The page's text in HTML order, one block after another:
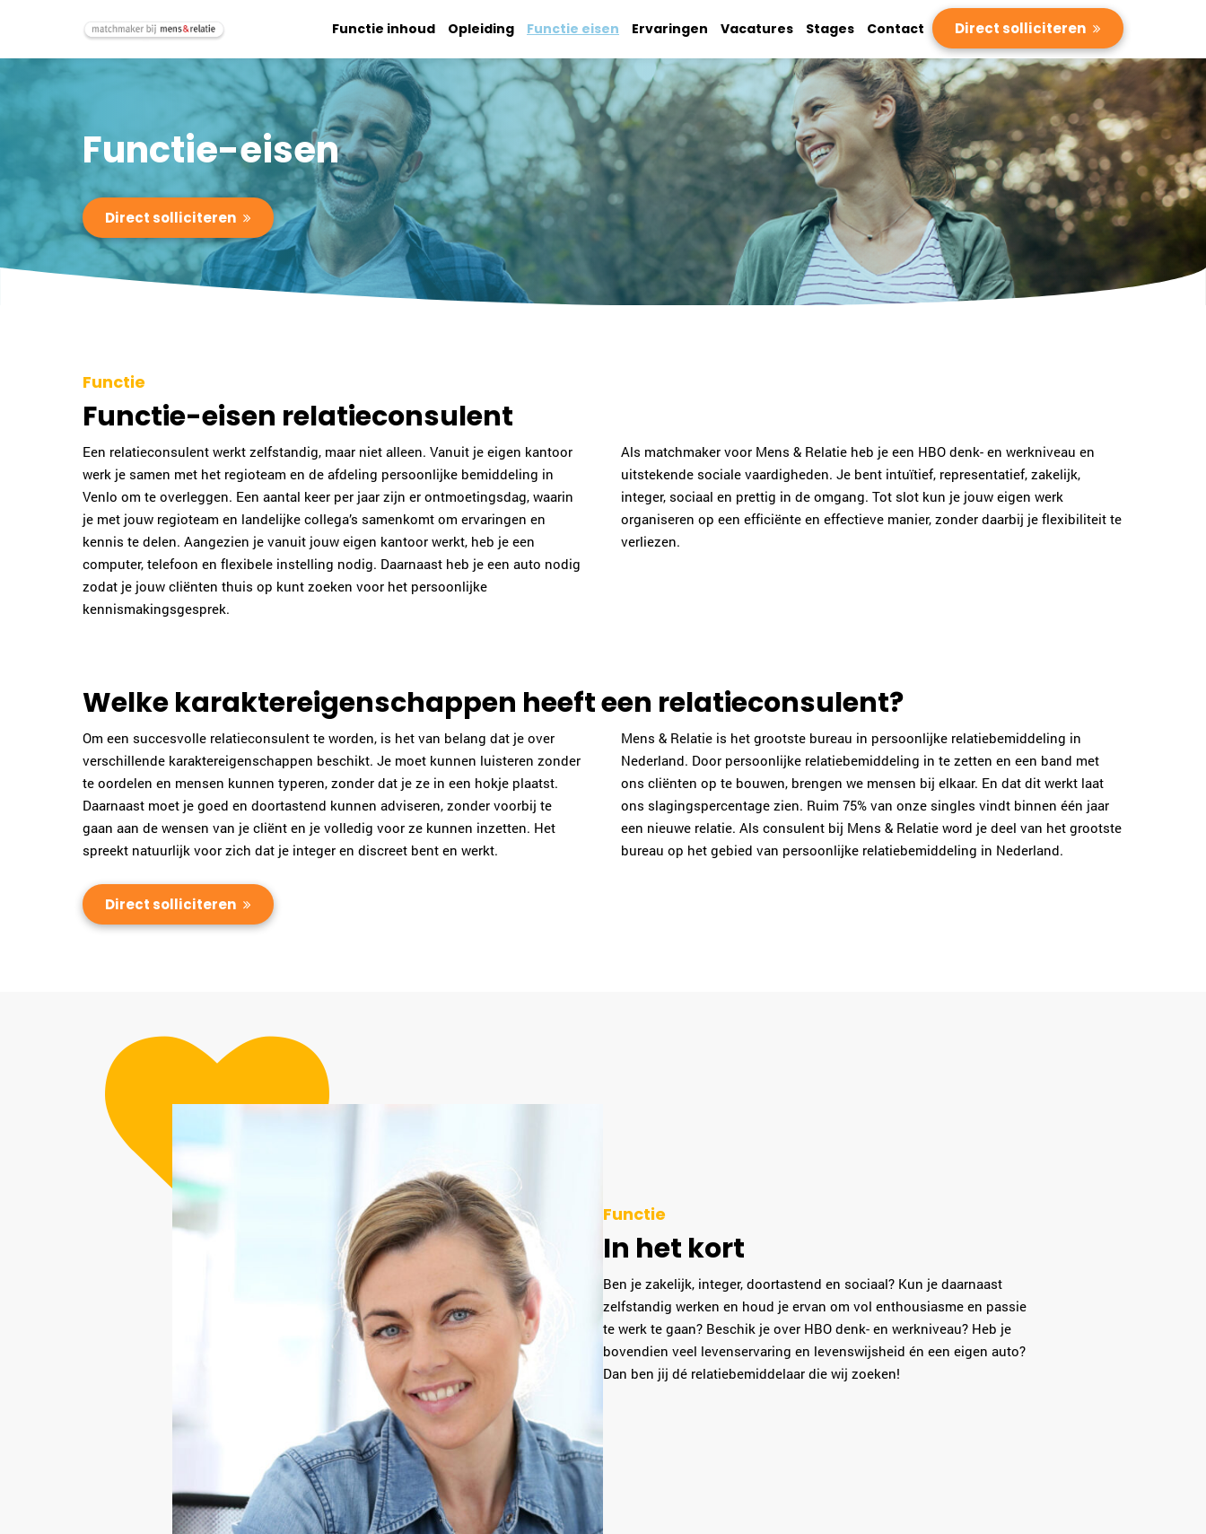
Functie inhoud Opleiding Functie eisen Ervaringen Vacatures Stages Contact Direct solliciteren
Functie-eisen
Direct solliciteren
Functie
Functie-eisen relatieconsulent
Een relatieconsulent werkt zelfstandig, maar niet alleen. Vanuit je eigen kantoor
werk je samen met het regioteam en de afdeling persoonlijke bemiddeling in
Venlo om te overleggen. Een aantal keer per jaar zijn er ontmoetingsdag, waarin
je met jouw regioteam en landelijke collega’s samenkomt om ervaringen en
kennis te delen. Aangezien je vanuit jouw eigen kantoor werkt, heb je een
computer, telefoon en flexibele instelling nodig. Daarnaast heb je een auto nodig
zodat je jouw cliënten thuis op kunt zoeken voor het persoonlijke
kennismakingsgesprek.
Als matchmaker voor Mens & Relatie heb je een HBO denk- en werkniveau en
uitstekende sociale vaardigheden. Je bent intuïtief, representatief, zakelijk,
integer, sociaal en prettig in de omgang. Tot slot kun je jouw eigen werk
organiseren op een efficiënte en effectieve manier, zonder daarbij je flexibiliteit te
verliezen.
Welke karaktereigenschappen heeft een relatieconsulent?
Om een succesvolle relatieconsulent te worden, is het van belang dat je over
verschillende karaktereigenschappen beschikt. Je moet kunnen luisteren zonder
te oordelen en mensen kunnen typeren, zonder dat je ze in een hokje plaatst.
Daarnaast moet je goed en doortastend kunnen adviseren, zonder voorbij te
gaan aan de wensen van je cliënt en je volledig voor ze kunnen inzetten. Het
spreekt natuurlijk voor zich dat je integer en discreet bent en werkt.
Direct solliciteren
Mens & Relatie is het grootste bureau in persoonlijke relatiebemiddeling in
Nederland. Door persoonlijke relatiebemiddeling in te zetten en een band met
ons cliënten op te bouwen, brengen we mensen bij elkaar. En dat dit werkt laat
ons slagingspercentage zien. Ruim 75% van onze singles vindt binnen één jaar
een nieuwe relatie. Als consulent bij Mens & Relatie word je deel van het grootste
bureau op het gebied van persoonlijke relatiebemiddeling in Nederland.
Functie
In het kort
Ben je zakelijk, integer, doortastend en sociaal? Kun je daarnaast
zelfstandig werken en houd je ervan om vol enthousiasme en passie
te werk te gaan? Beschik je over HBO denk- en werkniveau? Heb je
bovendien veel levenservaring en levenswijsheid én een eigen auto?
Dan ben jij dé relatiebemiddelaar die wij zoeken!